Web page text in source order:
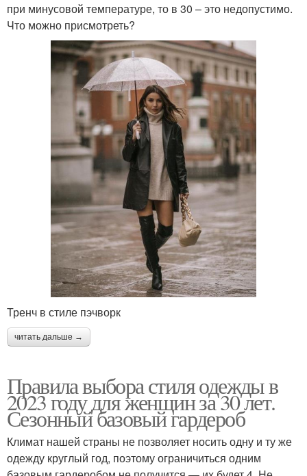
при минусовой температуре, то в 30 – это недопустимо.
Что можно присмотреть?
Тренч в стиле пэчворк
читать дальше →
Правила выбора стиля одежды в
2023 году для женщин за 30 лет.
Сезонный базовый гардероб
Климат нашей страны не позволяет носить одну и ту же
одежду круглый год, поэтому ограничиться одним